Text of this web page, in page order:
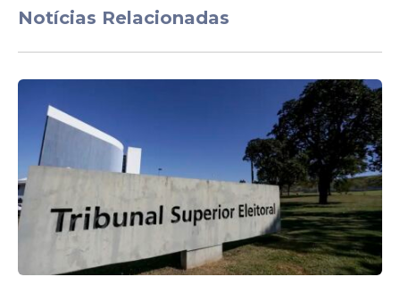
existência do atrito verbal e o teor das
Notícias Relacionadas